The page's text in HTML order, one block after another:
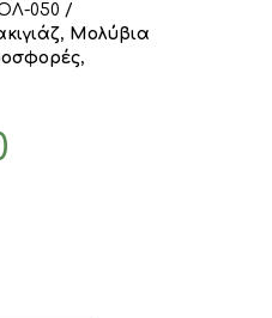
050
, Μολύβια
,